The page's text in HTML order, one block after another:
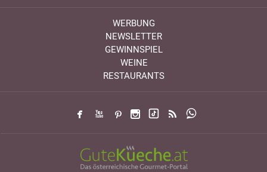
WERBUNG
NEWSLETTER
GEWINNSPIEL
WEINE
RESTAURANTS